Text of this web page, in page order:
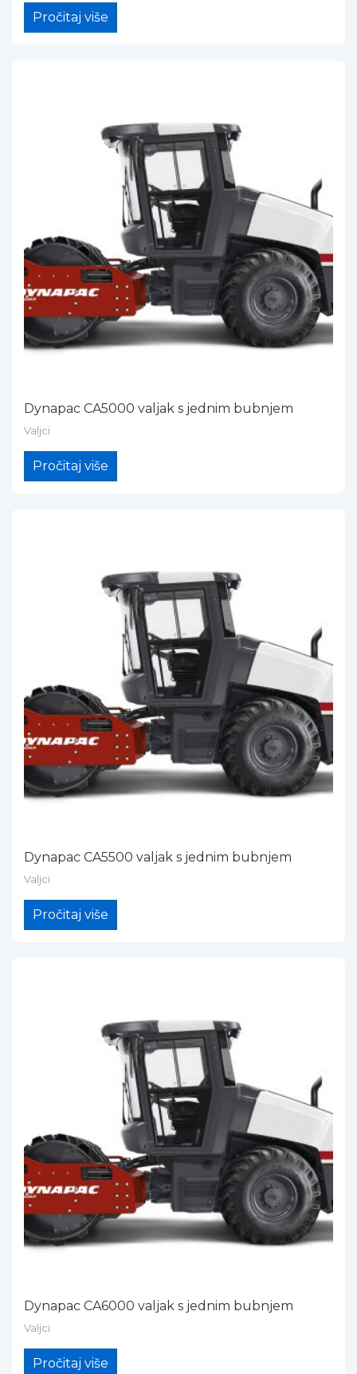
Pročitaj više
Dynapac CA5000 valjak s jednim bubnjem
Valjci
Pročitaj više
Dynapac CA5500 valjak s jednim bubnjem
Valjci
Pročitaj više
Dynapac CA6000 valjak s jednim bubnjem
Valjci
Pročitaj više